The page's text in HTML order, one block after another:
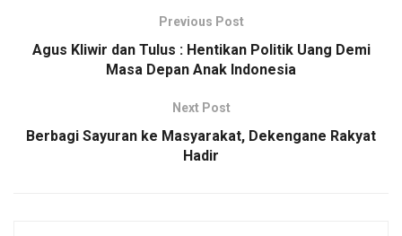
o
s
A
p
Li
n
k
e
Previous Post
Agus Kliwir dan Tulus : Hentikan Politik Uang Demi
Masa Depan Anak Indonesia
Next Post
Berbagi Sayuran ke Masyarakat, Dekengane Rakyat
Hadir